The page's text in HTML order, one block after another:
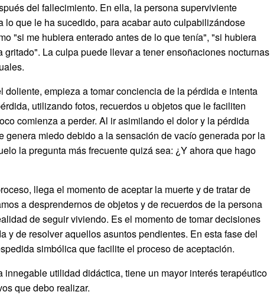
del fallecimiento. En ella, la persona superviviente
que le ha sucedido, para acabar auto culpabilizándose
"si me hubiera enterado antes de lo que tenía", "si hubiera
La culpa puede llevar a tener ensoñaciones nocturnas
doliente, empieza a tomar conciencia de la pérdida e intenta
utilizando fotos, recuerdos u objetos que le faciliten
comienza a perder. Al ir asimilando el dolor y la pérdida
genera miedo debido a la sensación de vacío generada por la
la pregunta más frecuente quizá sea: ¿Y ahora que hago
llega el momento de aceptar la muerte y de tratar de
a desprendernos de objetos y de recuerdos de la persona
de seguir viviendo. Es el momento de tomar decisiones
y de resolver aquellos asuntos pendientes. En esta fase del
simbólica que facilite el proceso de aceptación.
utilidad didáctica, tiene un mayor interés terapéutico
que debo realizar.